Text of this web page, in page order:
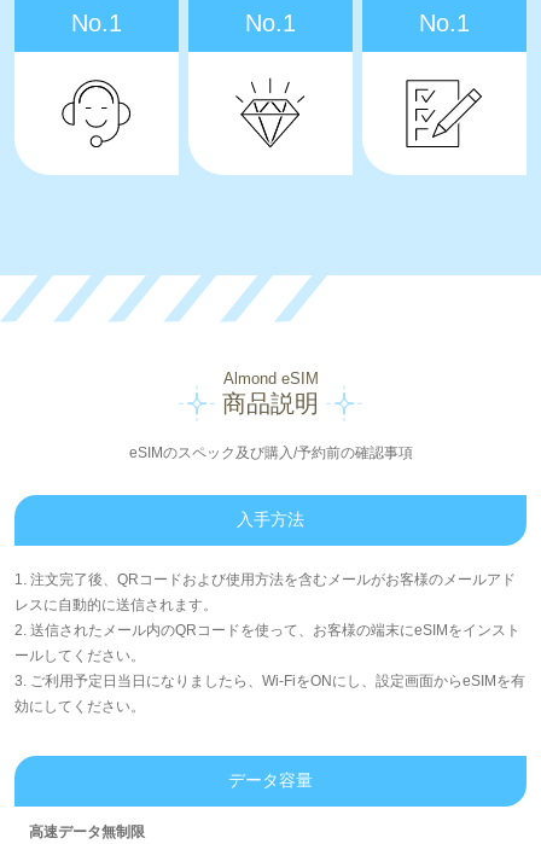
No.1 No.1 No.1
Almond eSIM
商品説明
eSIMのスペック及び購入/予約前の確認事項
入手方法
1. 注文完了後、QRコードおよび使用方法を含むメールがお客様のメールアド
レスに自動的に送信されます。
2. 送信されたメール内のQRコードを使って、お客様の端末にeSIMをインスト
ールしてください。
3. ご利用予定日当日になりましたら、Wi-FiをONにし、設定画面からeSIMを有
効にしてください。
データ容量
高速データ無制限